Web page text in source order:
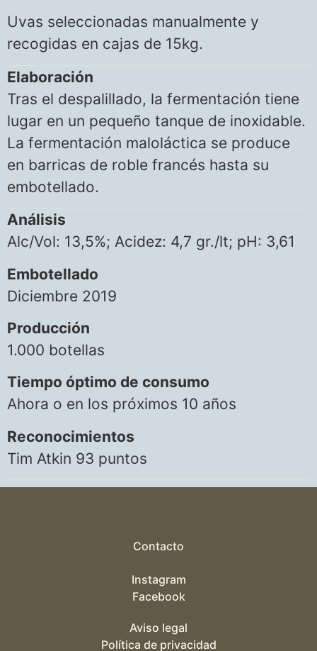
Uvas seleccionadas manualmente y
recogidas en cajas de 15kg.
Elaboración
Tras el despalillado, la fermentación tiene
lugar en un pequeño tanque de inoxidable.
La fermentación maloláctica se produce
en barricas de roble francés hasta su
embotellado.
Análisis
Alc/Vol: 13,5%; Acidez: 4,7 gr./lt; pH: 3,61
Embotellado
Diciembre 2019
Producción
1.000 botellas
Tiempo óptimo de consumo
Ahora o en los próximos 10 años
Reconocimientos
Tim Atkin 93 puntos
Contacto
Instagram
Facebook
Aviso legal
Política de privacidad